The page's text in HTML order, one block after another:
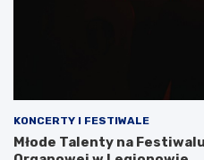
KONCERTY I FESTIWALE
Młode Talenty na